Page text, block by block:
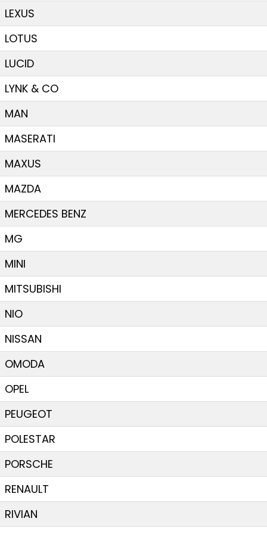
LEXUS
LOTUS
LUCID
LYNK & CO
MAN
MASERATI
MAXUS
MAZDA
MERCEDES BENZ
MG
MINI
MITSUBISHI
NIO
NISSAN
OMODA
OPEL
PEUGEOT
POLESTAR
PORSCHE
RENAULT
RIVIAN